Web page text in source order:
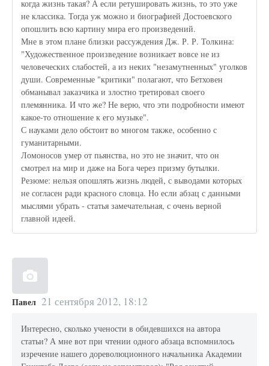
когда жизнь такая? А если ретушировать жизнь, то это уже
не классика. Тогда уж можно и биографией Достоевского
опошлить всю картину мира его произведений.
Мне в этом плане близки рассуждения Дж. Р. Р. Толкина:
"Художественное произведение возникает вовсе не из
человеческих слабостей, а из неких "незамутненных" уголков
души. Современные "критики" полагают, что Бетховен
обманывал заказчика и злостно третировал своего
племянника. И что же? Не верю, что эти подробности имеют
какое-то отношение к его музыке".
С науками дело обстоит во многом также, особенно с
гуманитарными.
Ломоносов умер от пьянства, но это не значит, что он
смотрел на мир и даже на Бога через призму бутылки.
Резюме: нельзя опошлять жизнь людей, с выводами которых
не согласен ради красного словца. Но если абзац с данными
мыслями убрать - статья замечательная, с очень верной
главной идеей.
Павел 21 сентября 2012, 18:12
Интересно, сколько учености в обидевшихся на автора
статьи? А мне вот при чтении одного абзаца вспомнилось
изречение нашего дореволюционного начальника Академии